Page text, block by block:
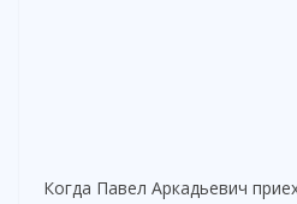
Когда Павел Аркадьевич